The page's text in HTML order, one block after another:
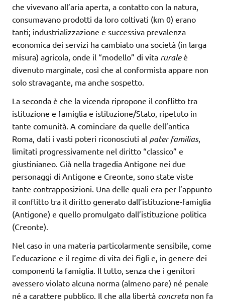
che vivevano all’aria aperta, a contatto con la natura,
consumavano prodotti da loro coltivati (km 0) erano
tanti; industrializzazione e successiva prevalenza
economica dei servizi ha cambiato una società (in larga
misura) agricola, onde il “modello” di vita ruraleè
divenuto marginale, così che al conformista appare non
solo stravagante, ma anche sospetto.
La seconda è che la vicenda ripropone il conflitto tra
istituzione e famiglia e istituzione/Stato, ripetuto in
tante comunità. A cominciare da quelle dell’antica
Roma, dati i vasti poteri riconosciuti al pater familias,
limitati progressivamente nel diritto “classico” e
giustinianeo. Già nella tragedia Antigone nei due
personaggi di Antigone e Creonte, sono state viste
tante contrapposizioni. Una delle quali era per l’appunto
il conflitto tra il diritto generato dall’istituzione-famiglia
(Antigone) e quello promulgato dall’istituzione politica
(Creonte).
Nel caso in una materia particolarmente sensibile, come
l’educazione e il regime di vita dei figli e, in genere dei
componenti la famiglia. Il tutto, senza che i genitori
avessero violato alcuna norma (almeno pare) né penale
né a carattere pubblico. Il che alla libertà concretanon fa